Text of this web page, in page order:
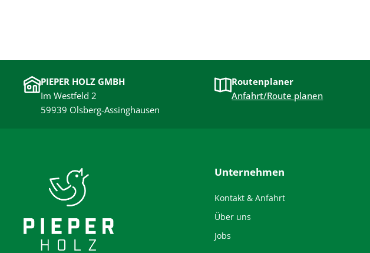
PIEPER HOLZ GMBH
Im Westfeld 2
59939 Olsberg-Assinghausen
Routenplaner
Anfahrt/Route planen
Unternehmen
Kontakt & Anfahrt
Über uns
Jobs